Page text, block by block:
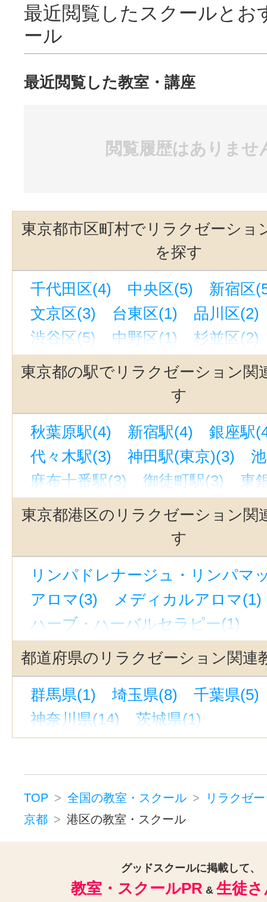
最近閲覧したスクールとお
ール
最近閲覧した教室・講座
閲覧履歴はありませ
東京都市区町村でリラクゼーショ
を探す
千代田区(4) 中央区(5)
新宿区
文京区(3)
台東区(1)
品川区(2)
渋谷区(5)
中野区(1)
杉並区(2)
北区(3)
板橋区(1) 足立区(1)
東京都の駅でリラクゼーション関
す
秋葉原駅(4) 新宿駅(4)
銀座駅
代々木駅(3)
神田駅(東京)(3)
麻布十番駅(3)
御徒町駅(3)
東
銀座一丁目駅(3)
表参道駅(3)
駒込駅(2)
上野御徒町駅(2)
新宿三丁目駅
赤羽岩淵駅(2)
飯田橋駅(2)
京
御茶ノ水駅(2)
湯島駅(東京)(2)
宝町駅(東京)(2)
淡路町駅(2)
中目黒駅(2)
新御茶ノ水駅(2)
小川町駅(東京)(2)
広尾駅(1)
上野広小路駅(1)
西永福駅(1)
新高円寺駅(1)
築地市場駅(1)
八丁堀駅(東京)(1)
平和島駅(1)
浜田山駅(1)
南阿佐ケ谷駅(1)
王子駅(東京)(1)
大崎広小路駅(1)
田端駅(東京)(1)
中野駅(東京)(1)
東池袋駅(1)
王子
荏原中延駅(1)
末広町駅(東京)(1)
東京都港区のリラクゼーション関
す
リンパドレナージュ・リンパマ
アロマ(3)
メディカルアロマ(1)
ハーブ・ハーバルセラピー(1)
整体・矯正(4)
リフレクソロジ
ヒーリング(2)
マッサージ(4)
フットケア・フットマッサージ
ボディケア・ボディマッサージ
スウェディッシュマッサージ(2)
フレグランス・香水(1)
リラクゼーションその他(5)
都道府県のリラクゼーション関連
群馬県(1) 埼玉県(8)
千葉県(5)
神奈川県(14)
茨城県(1)
TOP 全国の教室・スクール
リラクゼ
京都
港区の教室・スクール
グッドスクールに掲載して、
教室・スクールPR & 生徒